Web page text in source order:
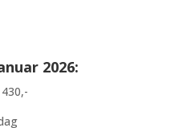
2026: